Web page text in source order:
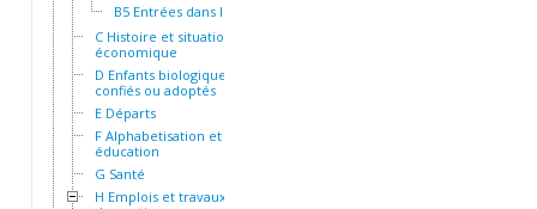
B5 Entrées dans le ménage
C Histoire et situation socio-
économique
D Enfants biologiques,
confiés ou adoptés
E Départs
F Alphabetisation et
éducation
G Santé
H Emplois et travaux